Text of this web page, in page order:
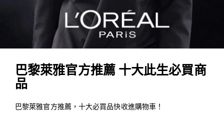
巴黎萊雅官方推薦 十大此生必買商
品
巴黎萊雅官方推薦，十大必買品快收進購物車！